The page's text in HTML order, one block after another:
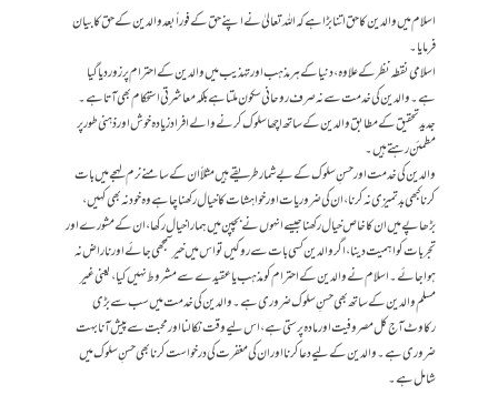
اسلام میں والدین کا حق اتنا بڑا ہے کہ اللہ تعالیٰ نے اپنے حق کے فوراً بعد والدین کے حق کا بیان
فرمایا۔
اسلامی نقطہ نظر کے علاوہ، دنیا کے ہر مذہب اور تہذیب میں والدین کے احترام پر زور دیا گیا
ہے۔ والدین کی خدمت سے نہ صرف روحانی سکون ملتا ہے بلکہ معاشرتی استحکام بھی آتا ہے۔
جدید تحقیق کے مطابق والدین کے ساتھ اچھا سلوک کرنے والے افراد زیادہ خوش اور ذہنی طور پر
مطمئن رہتے ہیں۔
والدین کی خدمت اور حسنِ سلوک کے بے شمار طریقے ہیں مثلاً ان کے سامنے نرم لہجے میں بات
کرنا کبھی بدتمیزی نہ کرنا، ان کی ضروریات اور خواہشات کا خیال رکھنا چاہے وہ خود نہ بھی کہیں،
بڑھاپے میں ان کا خاص خیال رکھنا جیسے انہوں نے بچپن میں ہمارا خیال رکھا، ان کے مشورے اور
تجربات کو اہمیت دینا، اگر والدین کسی بات سے روکیں تو اس میں خیر سمجھی جائے اور ناراض نہ
ہوا جائے۔ اسلام نے والدین کے احترام کو مذہب یا عقیدے سے مشروط نہیں کیا، یعنی غیر
مسلم والدین کے ساتھ بھی حسنِ سلوک ضروری ہے۔ والدین کی خدمت میں سب سے بڑی
رکاوٹ آج کل مصروفیت اور مادہ پرستی ہے، اس لیے وقت نکالنا اور محبت سے پیش آنا بہت
ضروری ہے۔ والدین کے لیے دعا کرنا اور ان کی مغفرت کی درخواست کرنا بھی حسنِ سلوک میں
شامل ہے۔